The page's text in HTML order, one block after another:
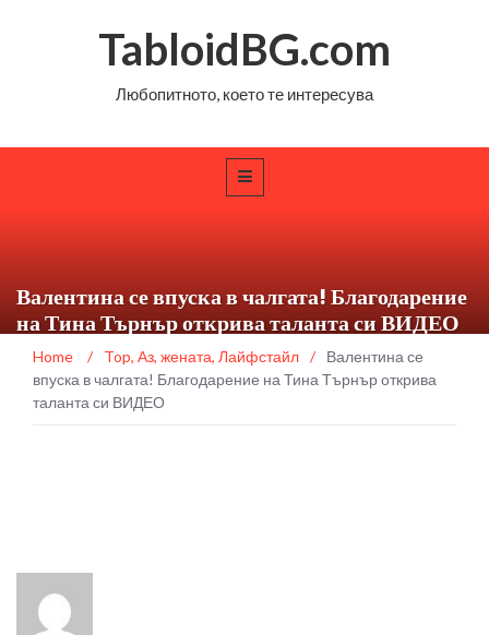
TabloidBG.com
Любопитното, което те интересува
Валентина се впуска в чалгата! Благодарение
на Тина Търнър открива таланта си ВИДЕО
Home / Top, Аз, жената, Лайфстайл /
Валентина се
впуска в чалгата! Благодарение на Тина Търнър открива
таланта си ВИДЕО